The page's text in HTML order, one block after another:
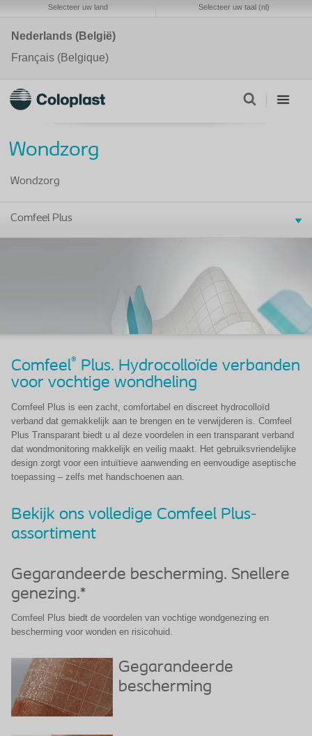
Selecteer uw land Selecteer uw taal (nl)
Nederlands (België)
Français (Belgique)
Wondzorg
Wondzorg
Comfeel Plus
Comfeel® Plus. Hydrocolloïde verbanden
voor vochtige wondheling
Comfeel Plus is een zacht, comfortabel en discreet hydrocolloïd
verband dat gemakkelijk aan te brengen en te verwijderen is. Comfeel
Plus Transparant biedt u al deze voordelen in een transparant verband
dat wondmonitoring makkelijk en veilig maakt. Het gebruiksvriendelijke
design zorgt voor een intuïtieve aanwending en eenvoudige aseptische
toepassing – zelfs met handschoenen aan.
Bekijk ons volledige Comfeel Plus-
assortiment
Gegarandeerde bescherming. Snellere
genezing.*
Comfeel Plus biedt de voordelen van vochtige wondgenezing en
bescherming voor wonden en risicohuid.
Gegarandeerde
bescherming